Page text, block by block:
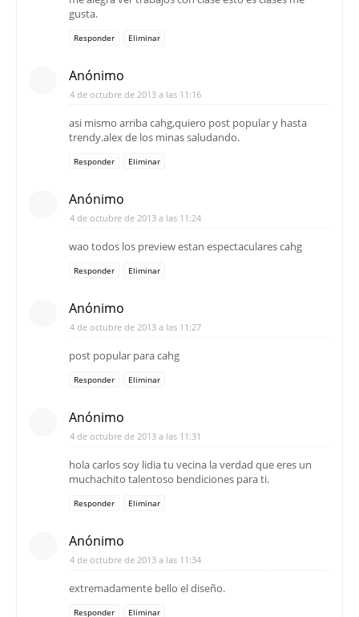
gusta.
Responder Eliminar
Anónimo
4 de octubre de 2013 a las 11:16
asi mismo arriba cahg,quiero post popular y hasta
trendy.alex de los minas saludando.
Responder Eliminar
Anónimo
4 de octubre de 2013 a las 11:24
wao todos los preview estan espectaculares cahg
Responder Eliminar
Anónimo
4 de octubre de 2013 a las 11:27
post popular para cahg
Responder Eliminar
Anónimo
4 de octubre de 2013 a las 11:31
hola carlos soy lidia tu vecina la verdad que eres un
muchachito talentoso bendiciones para ti.
Responder Eliminar
Anónimo
4 de octubre de 2013 a las 11:34
extremadamente bello el diseño.
Responder Eliminar